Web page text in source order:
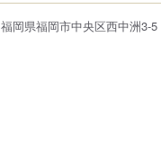
福岡県福岡市中央区西中洲3-5